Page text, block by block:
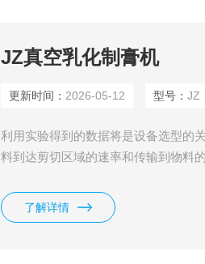
JZ真空乳化制膏机
更新时间： 2026-05-12 型号：JZ
利用实验得到的数据将是设备选型的
料到达剪切区域的速率和传输到物料
业型中选出一个合适的范围。
了解详情